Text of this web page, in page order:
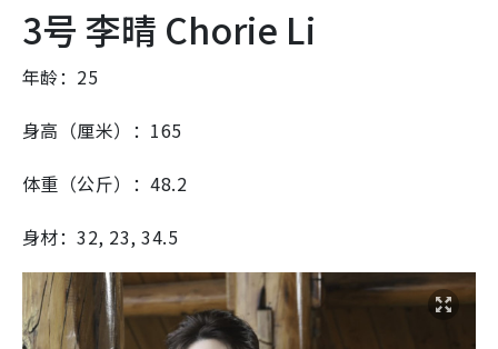
3号 李晴 Chorie Li
年龄：25
身高（厘米）：165
体重（公斤）：48.2
身材：32, 23, 34.5